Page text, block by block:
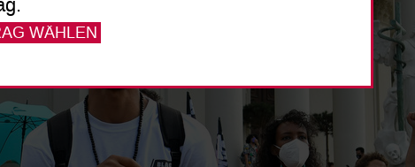
WÄHLEN